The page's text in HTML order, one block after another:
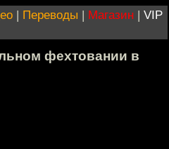
| Переводы | Магазин | VIP
фехтовании в